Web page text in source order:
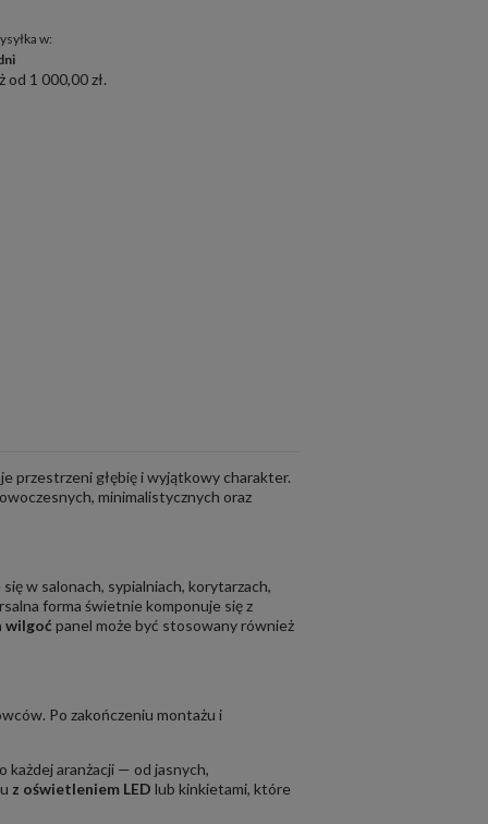
w:
1 000,00 zł.
przestrzeni głębię i wyjątkowy charakter.
minimalistycznych oraz
w salonach, sypialniach, korytarzach,
forma świetnie komponuje się z
wilgoć panel może być stosowany również
Po zakończeniu montażu i
każdej aranżacji — od jasnych,
z oświetleniem LED lub kinkietami, które